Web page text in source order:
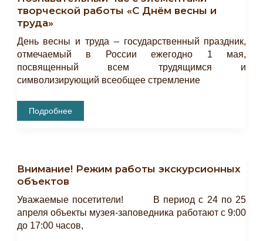
творческой работы «С Днём весны и
труда»
День весны и труда – государственный праздник,
отмечаемый в России ежегодно 1 мая,
посвященный всем трудящимся и
символизирующий всеобщее стремление
Познавательный
Час
Днём
Весны
И
Подробнее
Внимание! Режим работы экскурсионных
объектов
Уважаемые посетители! В период с 24 по 25
апреля объекты музея-заповедника работают с 9:00
до 17:00 часов,